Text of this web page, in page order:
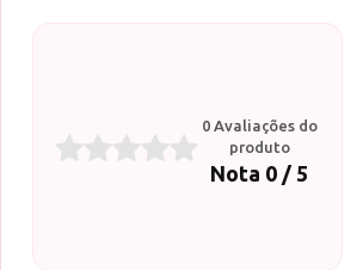
0 Avaliações do
produto
Nota 0 / 5